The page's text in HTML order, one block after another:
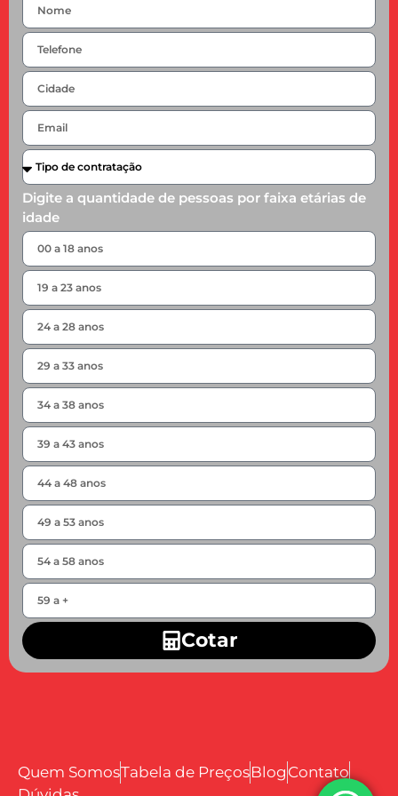
Digite a quantidade de pessoas por faixa etárias de
idade
Cotar
Quem SomosTabela de PreçosBlog Contato